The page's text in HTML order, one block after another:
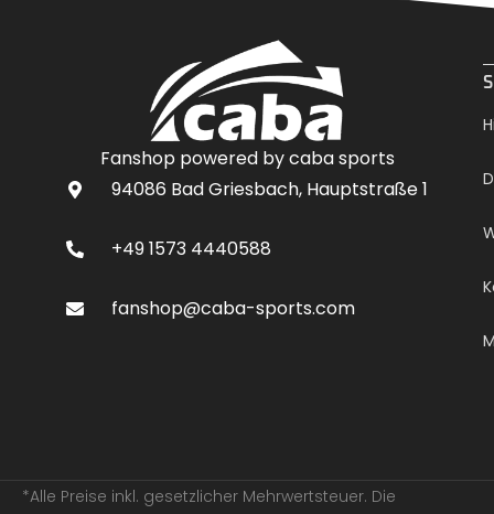
Fanshop powered by caba sports
94086 Bad Griesbach, Hauptstraße 1
+49 1573 4440588
fanshop@caba-sports.com
*Alle Preise inkl. gesetzlicher Mehrwertsteuer. Die